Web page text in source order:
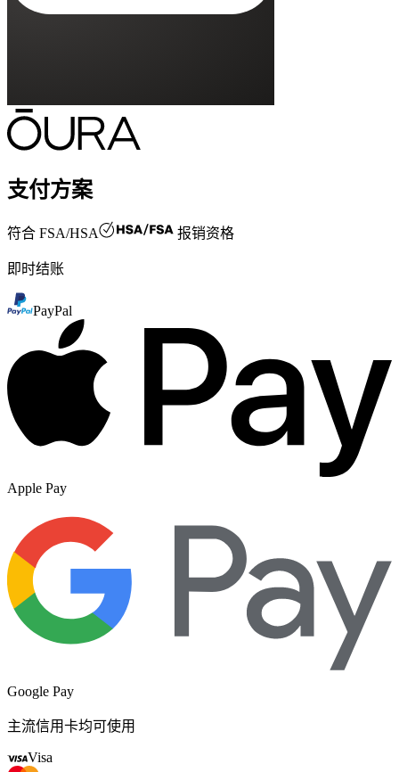
支付方案
符合 FSA/HSA 报销资格
即时结账
PayPal
Apple Pay
Google Pay
主流信用卡均可使用
Visa